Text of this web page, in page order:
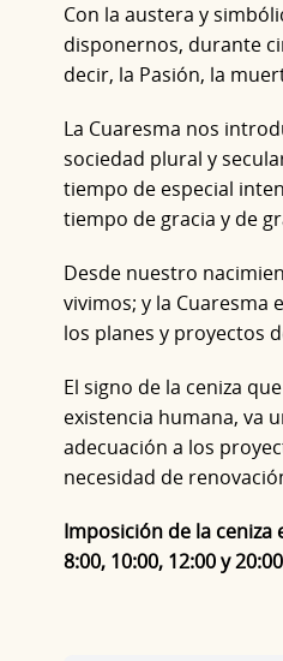
Con la austera y
disponernos, durante
decir, la Pasión, la
La Cuaresma nos
sociedad plural y
tiempo de especial
tiempo de gracia y de
Desde nuestro
vivimos; y la
los planes y proyectos
El signo de la ceniza
existencia humana, va
adecuación a los
necesidad de
Imposición de la ceniza
8:00, 10:00, 12:00 y 20:00